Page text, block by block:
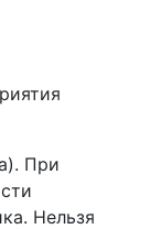
При
Нельзя